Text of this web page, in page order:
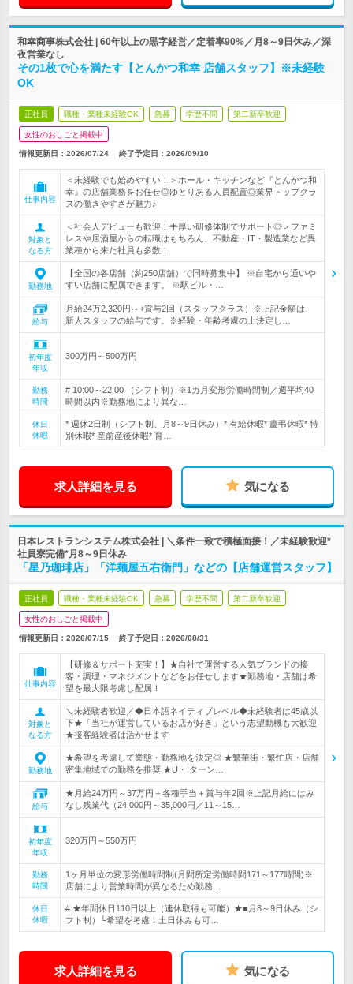
和幸商事株式会社 | 60年以上の黒字経営／定着率90%／月8～9日休み／深
夜営業なし
その1枚で心を満たす【とんかつ和幸 店舗スタッフ】※未経験
OK
正社員 職種・業種未経験OK 急募 学歴不問 第二新卒歓迎
女性のおしごと掲載中
情報更新日：2026/07/24 終了予定日： 2026/09/10
仕事内容
＜未経験でも始めやすい！＞ホール・キッチンなど『とんかつ和
幸』の店舗業務をお任せ◎ゆとりある人員配置◎業界トップクラ
スの働きやすさが魅力♪
対象と
なる方
＜社会人デビューも歓迎！手厚い研修体制でサポート◎＞ファミ
レスや居酒屋からの転職はもちろん、不動産・IT・製造業など異
業種から来た社員も多数！
勤務地
【全国の各店舗（約250店舗）で同時募集中】 ※自宅から通いや
すい店舗に配属できます。 ※駅ビル・…
給与
月給24万2,320円～+賞与2回（スタッフクラス）※上記金額は、
新人スタッフの給与です。※経験・年齢考慮の上決定し…
初年度
年収
300万円～500万円
勤務
時間
# 10:00～22:00 （シフト制）※1カ月変形労働時間制／週平均40
時間以内※勤務地により異な…
休日
休暇
* 週休2日制（シフト制、月8～9日休み）* 有給休暇* 慶弔休暇* 特
別休暇* 産前産後休暇* 育…
求人詳細を見る 気になる
日本レストランシステム株式会社 | ＼条件一致で積極面接！／未経験歓迎*
社員寮完備*月8～9日休み
「星乃珈琲店」「洋麺屋五右衛門」などの【店舗運営スタッフ】
正社員 職種・業種未経験OK 急募 学歴不問 第二新卒歓迎
女性のおしごと掲載中
情報更新日：2026/07/15 終了予定日： 2026/08/31
仕事内容
【研修＆サポート充実！】★自社で運営する人気ブランドの接
客・調理・マネジメントなどをお任せします★勤務地・店舗は希
望を最大限考慮し配属！
対象と
なる方
＼未経験者歓迎／◆日本語ネイティブレベル◆未経験者は45歳以
下★「当社が運営しているお店が好き」という志望動機も大歓迎
★接客経験者は活かせます
勤務地
★希望を考慮して業態・勤務地を決定◎ ★繁華街・繁忙店・店舗
密集地域での勤務を推奨 ★U・Iターン…
給与
★月給24万円～37万円＋各種手当＋賞与年2回※上記月給にはみ
なし残業代（24,000円～35,000円／11～15…
初年度
年収
320万円～550万円
勤務
時間
1ヶ月単位の変形労働時間制(月間所定労働時間171～177時間)※
店舗により営業時間が異なるため勤務…
休日
休暇
# ★年間休日110日以上（連休取得も可能）★■月8～9日休み（シ
フト制）└希望を考慮！土日休みも可…
求人詳細を見る 気になる